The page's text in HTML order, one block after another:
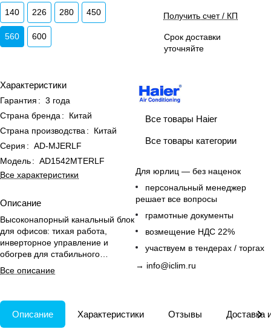
140 226 280 450
560 600
Характеристики
Гарантия : 3 года
Страна бренда :
Китай
Страна производства :
Китай
Серия : AD-MJERLF
Модель: AD1542MTERLF
Все характеристики
Описание
Высоконапорный канальный блок
для офисов: тихая работа,
инверторное управление и
обогрев для стабильного
микроклимата в больших
помещениях
Все описание
Получить счет / КП
Срок доставки
уточняйте
Все товары Haier
Все товары категории
Для юрлиц — без наценок
персональный менеджер
решает все вопросы
грамотные документы
возмещение НДС 22%
участвуем в тендерах / торгах
→ info@iclim.ru
Описание Характеристики Отзывы Доставка